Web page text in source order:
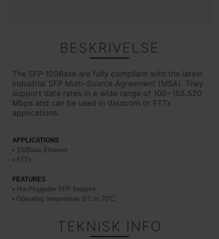
BESKRIVELSE
The SFP-100Base are fully compliant with the latest
industrial SFP Multi-Source Agreement (MSA). They
support data rates in a wide range of 100~155.520
Mbps and can be used in datacom or FTTx
applications.
APPLICATIONS
• 100Base Ethernet
• FTTx
FEATURES
• Hot-Pluggable SFP footprint
• Operating temperature 0°C to 70°C
TEKNISK INFO